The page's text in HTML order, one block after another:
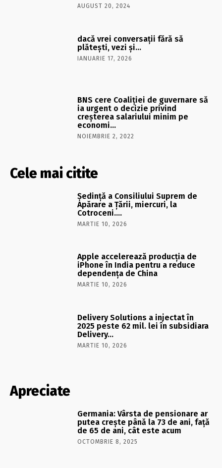
AUGUST 20, 2024
dacă vrei conversaţii fără să
plăteşti, vezi şi…
IANUARIE 17, 2026
BNS cere Coaliţiei de guvernare să
ia urgent o decizie privind
creşterea salariului minim pe
economi…
NOIEMBRIE 2, 2022
Cele mai citite
Şedinţă a Consiliului Suprem de
Apărare a Ţării, miercuri, la
Cotroceni….
MARTIE 10, 2026
Apple accelerează producția de
iPhone în India pentru a reduce
dependența de China
MARTIE 10, 2026
Delivery Solutions a injectat în
2025 peste 62 mil. lei în subsidiara
Delivery…
MARTIE 10, 2026
Apreciate
Germania: Vârsta de pensionare ar
putea crește până la 73 de ani, față
de 65 de ani, cât este acum
OCTOMBRIE 8, 2025